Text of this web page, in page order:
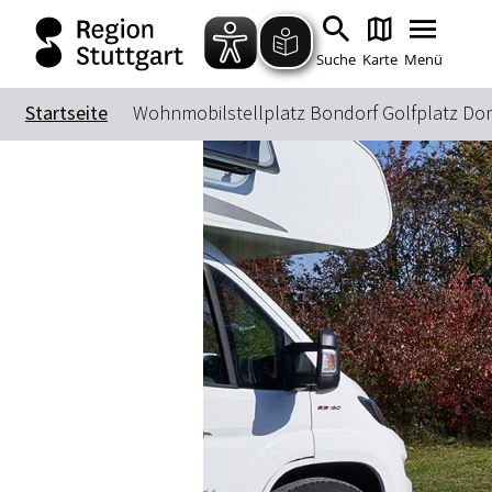
Suche Karte Menü
Startseite Wohnmobilstellplatz Bondorf Golfplatz